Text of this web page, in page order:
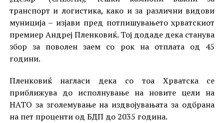
транспорт и логистика, како и за различни видови
муниција – изјави пред потпишувањето хрватскиот
премиер Андреј Пленковиќ. Тој додаде дека станува
збор за поволен заем со рок на отплата од 45
години.
Пленковиќ нагласи дека со тоа Хрватска се
приближува до исполнување на новите цели на
НАТО за зголемување на издвојувањата за одбрана
на пет проценти од БДП до 2035 година.